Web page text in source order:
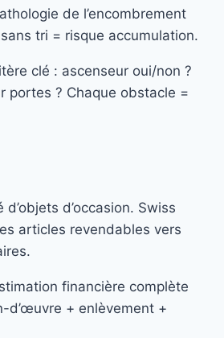
de l’encombrement
tri = risque accumulation.
clé : ascenseur oui/non ?
portes ? Chaque obstacle =
d’objets d’occasion. Swiss
articles revendables vers
financière complète
d’œuvre + enlèvement +